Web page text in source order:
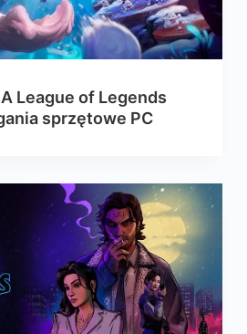
League of Legends
sprzętowe PC